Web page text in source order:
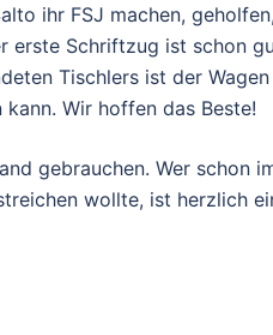
ihr FSJ machen,
erste Schriftzug ist schon
Tischlers ist der
Wir hoffen das Beste!
gebrauchen. Wer schon
wollte, ist herzlich